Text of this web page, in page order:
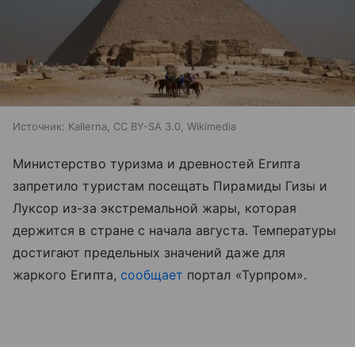
Источник: Kallerna, CC BY-SA 3.0, Wikimedia
Министерство туризма и древностей Египта
запретило туристам посещать Пирамиды Гизы и
Луксор из-за экстремальной жары, которая
держится в стране с начала августа. Температуры
достигают предельных значений даже для
жаркого Египта, сообщает портал «Турпром».